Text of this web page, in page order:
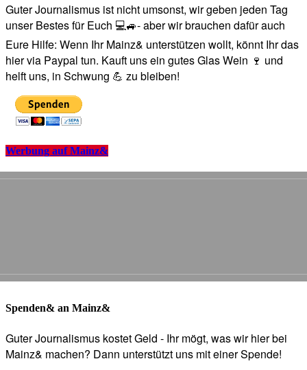
Guter Journalismus ist nicht umsonst, wir geben jeden Tag
unser Bestes für Euch 💻🚙- aber wir brauchen dafür auch
Eure Hilfe: Wenn Ihr Mainz& unterstützen wollt, könnt Ihr das
hier via Paypal tun. Kauft uns ein gutes Glas Wein 🍷 und
helft uns, in Schwung 💪 zu bleiben!
Werbung auf Mainz&
Spenden& an Mainz&
Guter Journalismus kostet Geld - Ihr mögt, was wir hier bei
Mainz& machen? Dann unterstützt uns mit einer Spende!